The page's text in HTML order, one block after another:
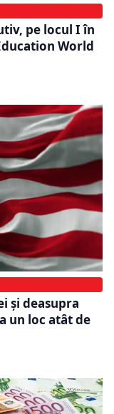
pe locul I în
World
și deasupra
un loc atât de